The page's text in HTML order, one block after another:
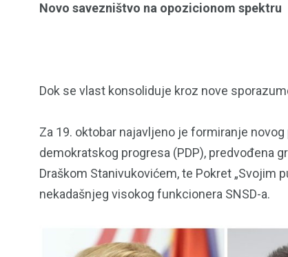
Novo savezništvo na opozicionom spektru
Dok se vlast konsoliduje kroz nove
Za 19. oktobar najavljeno je formiranje
demokratskog progresa (PDP), predvođena
Draškom Stanivukovićem, te Pokret „Svojim
nekadašnjeg visokog funkcionera SNSD-a.